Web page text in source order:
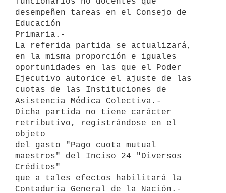
desempeñen tareas en el Consejo de
Educación
Primaria.-
La referida partida se actualizará,
en la misma proporción e iguales
oportunidades en las que el Poder
Ejecutivo autorice el ajuste de las
cuotas de las Instituciones de
Asistencia Médica Colectiva.-
Dicha partida no tiene carácter
retributivo, registrándose en el
objeto
del gasto "Pago cuota mutual
maestros" del Inciso 24 "Diversos
Créditos"
que a tales efectos habilitará la